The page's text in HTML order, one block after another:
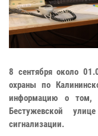
8 сентября около
охраны по
информацию о том,
Бестужевской
сигнализации.